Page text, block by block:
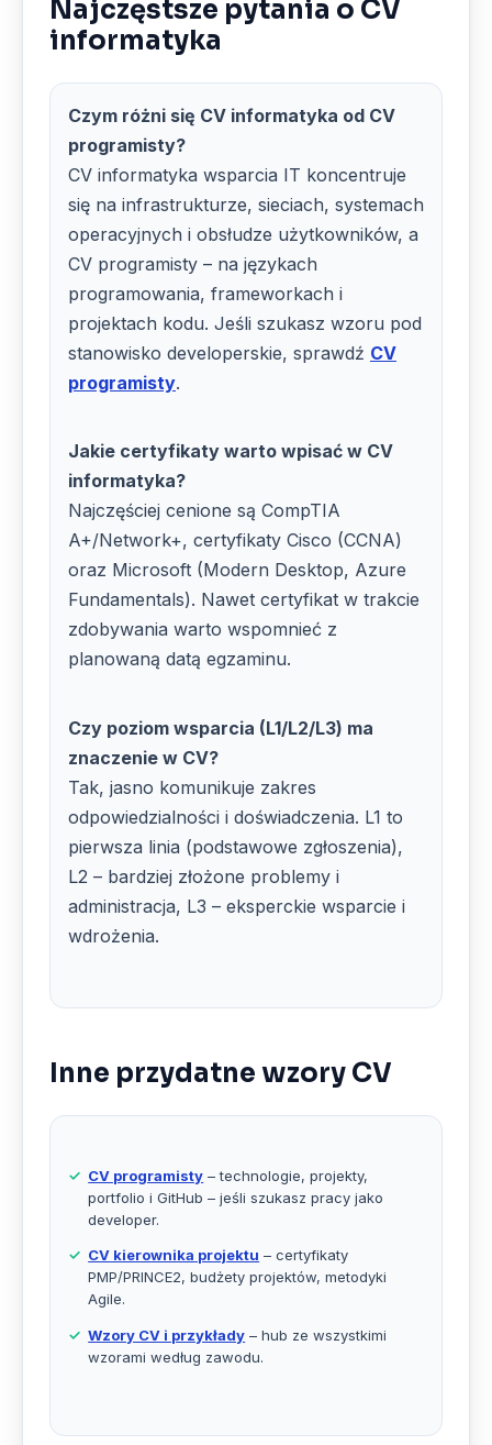
Najczęstsze pytania o CV
informatyka
Czym różni się CV informatyka od CV
programisty?
CV informatyka wsparcia IT koncentruje
się na infrastrukturze, sieciach, systemach
operacyjnych i obsłudze użytkowników, a
CV programisty – na językach
programowania, frameworkach i
projektach kodu. Jeśli szukasz wzoru pod
stanowisko developerskie, sprawdź CV
programisty.
Jakie certyfikaty warto wpisać w CV
informatyka?
Najczęściej cenione są CompTIA
A+/Network+, certyfikaty Cisco (CCNA)
oraz Microsoft (Modern Desktop, Azure
Fundamentals). Nawet certyfikat w trakcie
zdobywania warto wspomnieć z
planowaną datą egzaminu.
Czy poziom wsparcia (L1/L2/L3) ma
znaczenie w CV?
Tak, jasno komunikuje zakres
odpowiedzialności i doświadczenia. L1 to
pierwsza linia (podstawowe zgłoszenia),
L2 – bardziej złożone problemy i
administracja, L3 – eksperckie wsparcie i
wdrożenia.
Inne przydatne wzory CV
CV programisty – technologie, projekty,
portfolio i GitHub – jeśli szukasz pracy jako
developer.
CV kierownika projektu – certyfikaty
PMP/PRINCE2, budżety projektów, metodyki
Agile.
Wzory CV i przykłady – hub ze wszystkimi
wzorami według zawodu.